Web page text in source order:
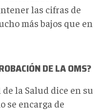
las cifras de
más bajos que en
DE LA OMS?
la Salud dice en su
se encarga de